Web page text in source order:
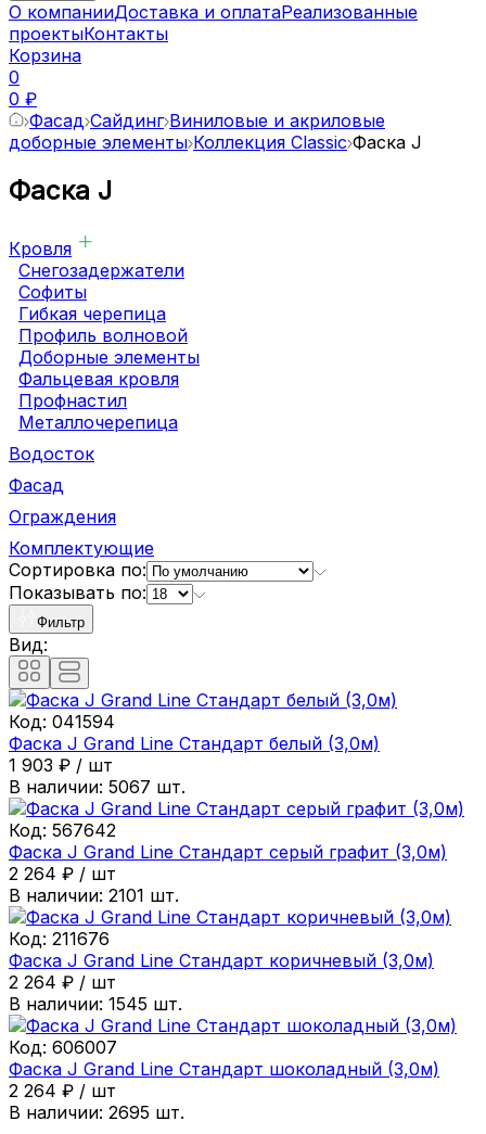
О компанииДоставка и оплатаРеализованные
проектыКонтакты
Корзина
0
0 ₽
Фасад Сайдинг Виниловые и акриловые
доборные элементы Коллекция Classic Фаска J
Фаска J
Кровля
Снегозадержатели
Софиты
Гибкая черепица
Профиль волновой
Доборные элементы
Фальцевая кровля
Профнастил
Металлочерепица
Водосток
Фасад
Ограждения
Комплектующие
Сортировка по:
Показывать по:
Фильтр
Вид:
Код: 041594
Фаска J Grand Line Стандарт белый (3,0м)
1 903 ₽ / шт
В наличии: 5067 шт.
Код: 567642
Фаска J Grand Line Стандарт серый графит (3,0м)
2 264 ₽ / шт
В наличии: 2101 шт.
Код: 211676
Фаска J Grand Line Стандарт коричневый (3,0м)
2 264 ₽ / шт
В наличии: 1545 шт.
Код: 606007
Фаска J Grand Line Стандарт шоколадный (3,0м)
2 264 ₽ / шт
В наличии: 2695 шт.